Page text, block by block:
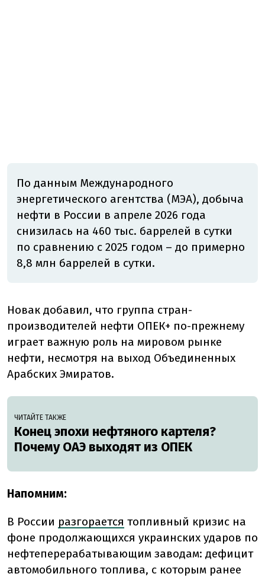
По данным Международного
энергетического агентства (МЭА), добыча
нефти в России в апреле 2026 года
снизилась на 460 тыс. баррелей в сутки
по сравнению с 2025 годом – до примерно
8,8 млн баррелей в сутки.
Новак добавил, что группа стран-
производителей нефти ОПЕК+ по-прежнему
играет важную роль на мировом рынке
нефти, несмотря на выход Объединенных
Арабских Эмиратов.
ЧИТАЙТЕ ТАКЖЕ
Конец эпохи нефтяного картеля?
Почему ОАЭ выходят из ОПЕК
Напомним:
В России разгорается топливный кризис на
фоне продолжающихся украинских ударов по
нефтеперерабатывающим заводам: дефицит
автомобильного топлива, с которым ранее